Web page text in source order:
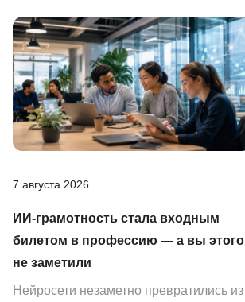
7 августа 2026
ИИ-грамотность стала входным
билетом в профессию — а вы этого
не заметили
Нейросети незаметно превратились из